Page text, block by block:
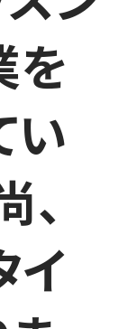
を
い
、
イ